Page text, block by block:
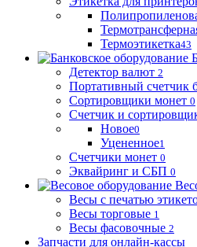
Термоэтикетка43
Детектор валют 2
Портативный счетчик
Сортировщики монет 0
Счетчик и
Новое0
Уцененное1
Счетчики монет 0
Эквайринг и СБП 0
Весы с печатью
Весы торговые 1
Весы фасовочные 2
Запчасти для онлайн-кассы